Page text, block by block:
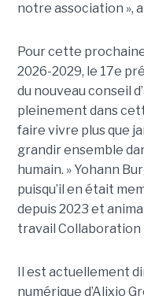
notre association »,
Pour cette
2026-2029, le 17e
du nouveau conseil
pleinement dans
faire vivre plus que
grandir ensemble
humain. »Yohann
puisqu’il en était
depuis 2023 et
travail Collaboration
Il est actuellement
numérique d’Alixio